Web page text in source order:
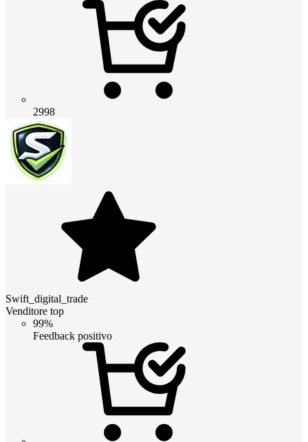
2998
Swift_digital_trade
Venditore top
99%
Feedback positivo